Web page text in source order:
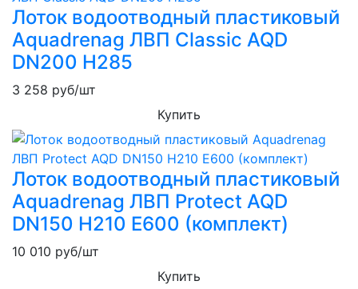
Лоток водоотводный пластиковый
Aquadrenag ЛВП Classic AQD
DN200 H285
3 258 руб/шт
Купить
Лоток водоотводный пластиковый
Aquadrenag ЛВП Protect AQD
DN150 H210 E600 (комплект)
10 010 руб/шт
Купить